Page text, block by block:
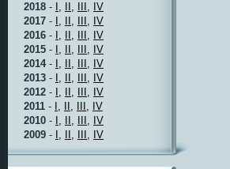
2018 - I, II, III, IV
2017 - I, II, III, IV
2016 - I, II, III, IV
2015 - I, II, III, IV
2014- I, II, III, IV
2013 - I, II, III, IV
2012 - I, II, III, IV
2011 - I, II, III, IV
2010 - I, II, III, IV
2009 - I, II, III, IV